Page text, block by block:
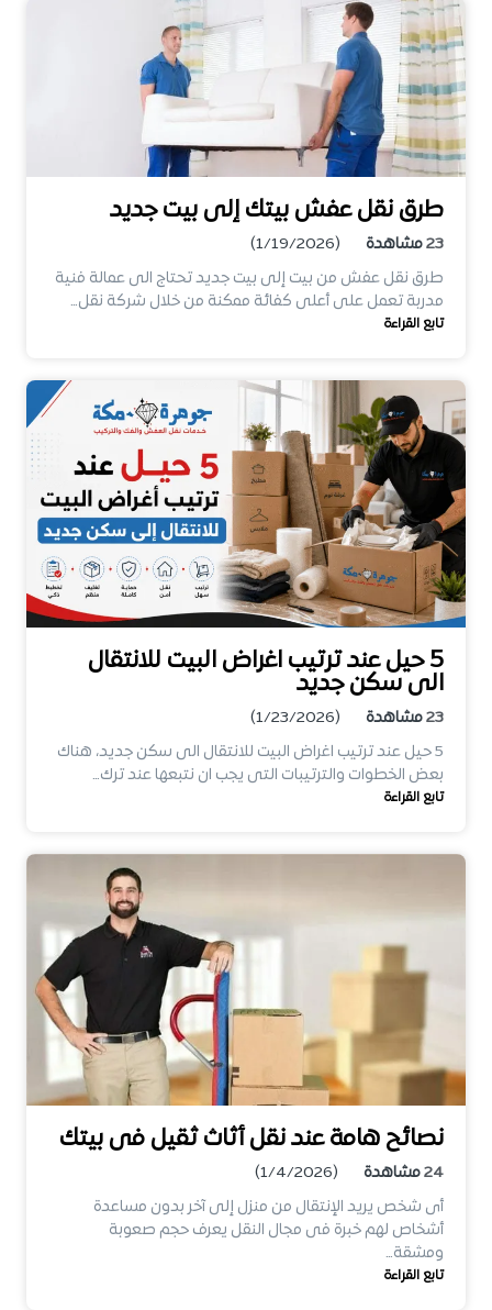
طرق نقل عفش بيتك إلى بيت جديد
23مشاهدة
(1/19/2026)
طرق نقل عفش من بيت إلى بيت جديد تحتاج الى عمالة فنية
مدربة تعمل على أعلى كفائة ممكنة من خلال شركة نقل…
تابع القراءة
5 حيل عند ترتيب اغراض البيت للانتقال
الى سكن جديد
23مشاهدة
(1/23/2026)
5 حيل عند ترتيب اغراض البيت للانتقال الى سكن جديد، هناك
بعض الخطوات والترتيبات التى يجب ان نتبعها عند ترك…
تابع القراءة
نصائح هامة عند نقل أثاث ثقيل فى بيتك
24مشاهدة
(1/4/2026)
أى شخص يريد الإنتقال من منزل إلى آخر بدون مساعدة
أشخاص لهم خبرة فى مجال النقل يعرف حجم صعوبة
ومشقة…
تابع القراءة